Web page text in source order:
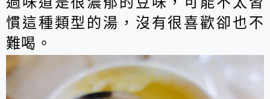
慣這種類型的湯，沒有很喜歡卻也不
難喝。